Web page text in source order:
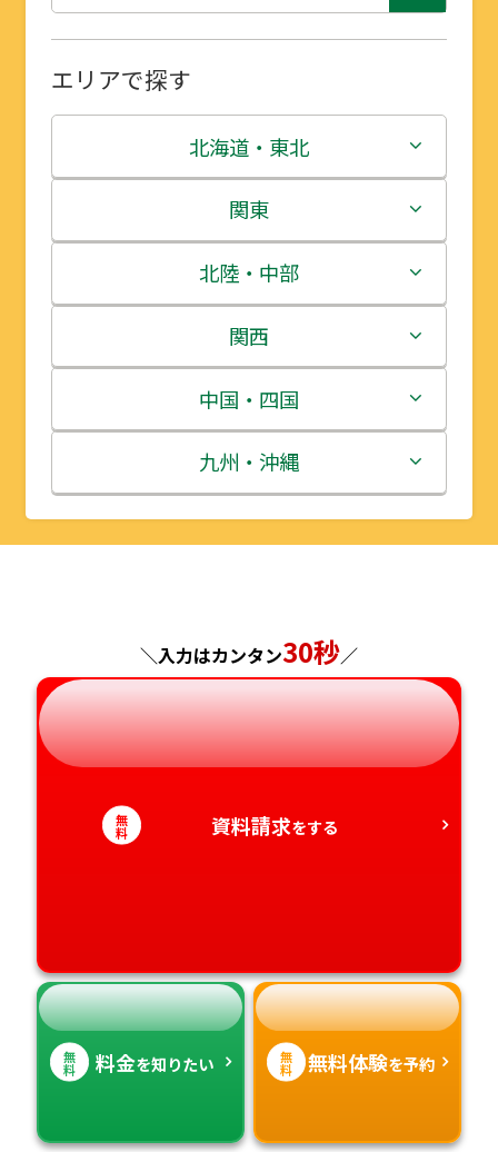
エリアで探す
北海道・東北
北海道
青森県
岩手県
宮城県
秋田県
山形県
関東
茨城県
栃木県
群馬県
埼玉県
千葉県
神奈川県
北陸・中部
新潟県
富山県
石川県
福井県
長野県
岐阜県
静岡県
愛知県
関西
三重県
滋賀県
京都府
兵庫県
奈良県
和歌山県
中国・四国
鳥取県
島根県
広島県
山口県
徳島県
香川県
九州・沖縄
福岡県
長崎県
熊本県
大分県
宮崎県
＼入力はカンタン30秒／
無
料 資料請求をする
無
料 料金を知りたい 無
料 無料体験を予約